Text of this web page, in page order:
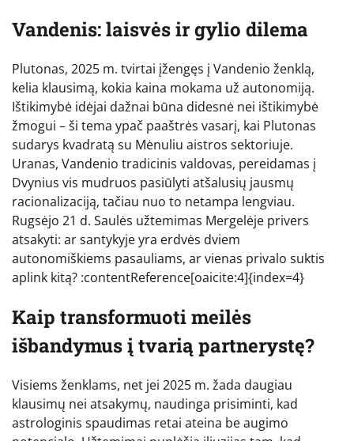
Vandenis: laisvės ir gylio dilema
Plutonas, 2025 m. tvirtai įžengęs į Vandenio ženklą,
kelia klausimą, kokia kaina mokama už autonomiją.
Ištikimybė idėjai dažnai būna didesnė nei ištikimybė
žmogui – ši tema ypač paaštrės vasarį, kai Plutonas
sudarys kvadratą su Mėnuliu aistros sektoriuje.
Uranas, Vandenio tradicinis valdovas, pereidamas į
Dvynius vis mudruos pasiūlyti atšalusių jausmų
racionalizaciją, tačiau nuo to netampa lengviau.
Rugsėjo 21 d. Saulės užtemimas Mergelėje privers
atsakyti: ar santykyje yra erdvės dviem
autonomiškiems pasauliams, ar vienas privalo suktis
aplink kitą? :contentReference[oaicite:4]{index=4}
Kaip transformuoti meilės
išbandymus į tvarią partnerystę?
Visiems ženklams, net jei 2025 m. žada daugiau
klausimų nei atsakymų, naudinga prisiminti, kad
astrologinis spaudimas retai ateina be augimo